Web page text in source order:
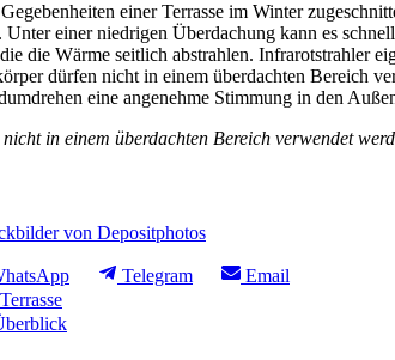
einer Terrasse im Winter
einer niedrigen Überdachung kann es
die Wärme seitlich abstrahlen. Infrarotstrahler
dürfen nicht in einem überdachten Bereich
eine angenehme Stimmung in den
in einem überdachten Bereich verwendet
von Depositphotos
Share
Telegram
Share
Email
Terrasse